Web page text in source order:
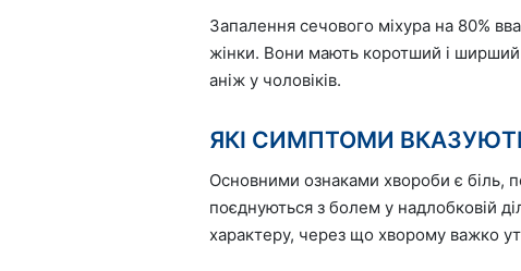
Запалення сечового міхура на 80%
жінки. Вони мають коротший і ширший
аніж у чоловіків.
ЯКІ СИМПТОМИ
Основними ознаками хвороби є біль,
поєднуються з болем у надлобковій
характеру, через що хворому важко